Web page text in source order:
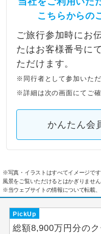
こちらからの
ご旅行参加時にお
たはお客様番号に
ただけます。
※同行者として参加いた
※詳細は次の画面にてご確
かんたん会
※写真・イラストはすべてイメージで
風景をご覧いただけるとはかぎりませ
※当ウェブサイトの情報について転載、
PickUp
総額8,900万円分の